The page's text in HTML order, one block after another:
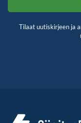
Tilaat uutiskirjeen ja